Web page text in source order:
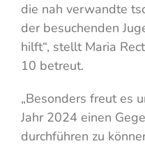
die nah verwandte
der besuchenden
hilft“, stellt Maria
10 betreut.
„Besonders freut es
Jahr 2024 einen
durchführen zu